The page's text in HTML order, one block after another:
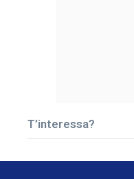
T’interessa?